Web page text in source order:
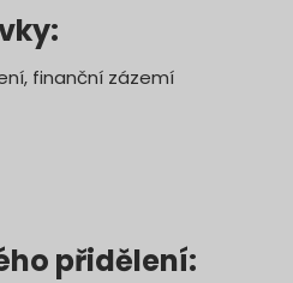
finanční zázemí
přidělení: